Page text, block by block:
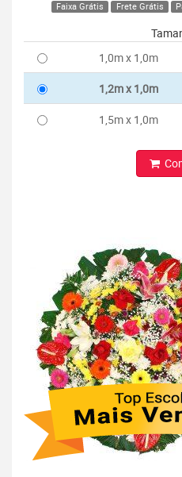
Faixa Grátis Frete Grátis
1,0m x 1,0m
1,2m x 1,0m
1,5m x 1,0m